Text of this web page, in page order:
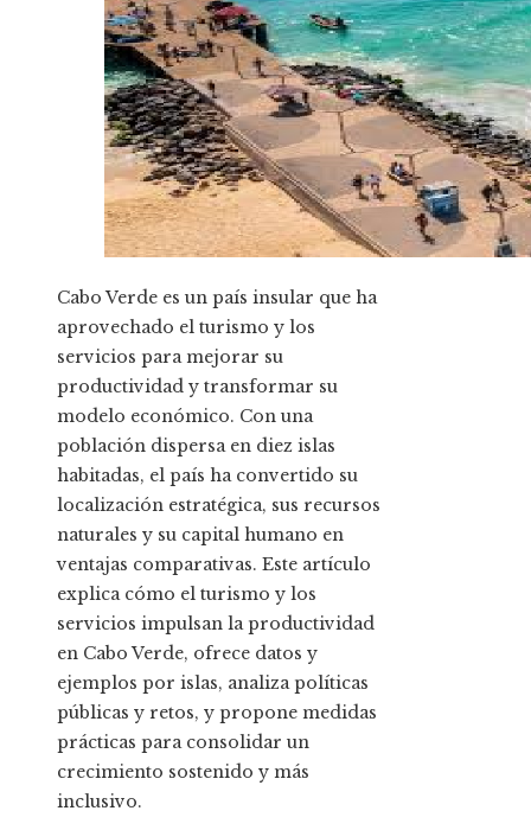
Cabo Verde es un país insular que ha
aprovechado el turismo y los
servicios para mejorar su
productividad y transformar su
modelo económico. Con una
población dispersa en diez islas
habitadas, el país ha convertido su
localización estratégica, sus recursos
naturales y su capital humano en
ventajas comparativas. Este artículo
explica cómo el turismo y los
servicios impulsan la productividad
en Cabo Verde, ofrece datos y
ejemplos por islas, analiza políticas
públicas y retos, y propone medidas
prácticas para consolidar un
crecimiento sostenido y más
inclusivo.